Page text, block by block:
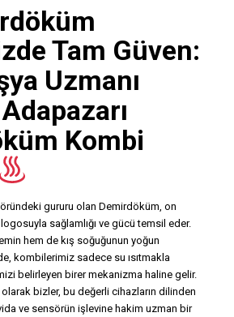
Tam Güven:
Uzmanı
Kombi
gururu olan Demirdöküm, on
logosuyla sağlamlığı ve gücü temsil eder.
hem de kış soğuğunun yoğun
kombilerimiz sadece su ısıtmakla
belirleyen birer mekanizma haline gelir.
olarak bizler, bu değerli cihazların dilinden
ve sensörün işlevine hakim uzman bir